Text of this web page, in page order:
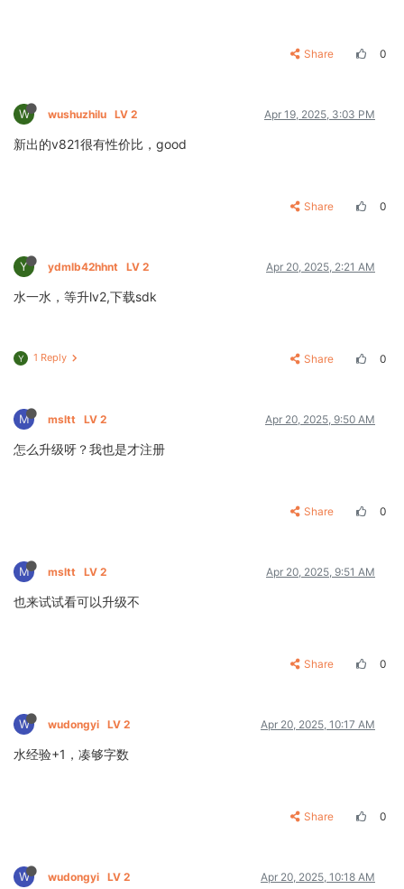
Share 0
W wushuzhilu LV 2 Apr 19, 2025, 3:03 PM
新出的v821很有性价比，good
Share 0
Y ydmlb42hhnt LV 2 Apr 20, 2025, 2:21 AM
水一水，等升lv2,下载sdk
Y 1 Reply Share 0
M msltt LV 2 Apr 20, 2025, 9:50 AM
怎么升级呀？我也是才注册
Share 0
M msltt LV 2 Apr 20, 2025, 9:51 AM
也来试试看可以升级不
Share 0
W wudongyi LV 2 Apr 20, 2025, 10:17 AM
水经验+1，凑够字数
Share 0
W wudongyi LV 2 Apr 20, 2025, 10:18 AM